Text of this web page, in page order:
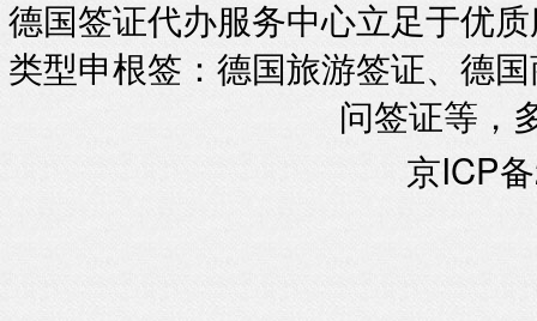
德国签证代办服务中心立足于优
类型申根签：德国旅游签证、德
问签证等，
京ICP